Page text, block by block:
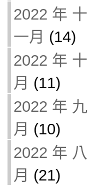
2022 年 十
一月 (14)
2022 年 十
月 (11)
2022 年 九
月 (10)
2022 年 八
月 (21)